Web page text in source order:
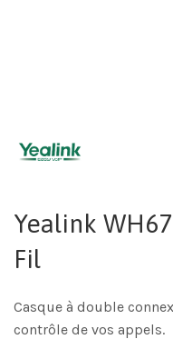
Yealink
Fil
Casque à double
contrôle de vos appels.